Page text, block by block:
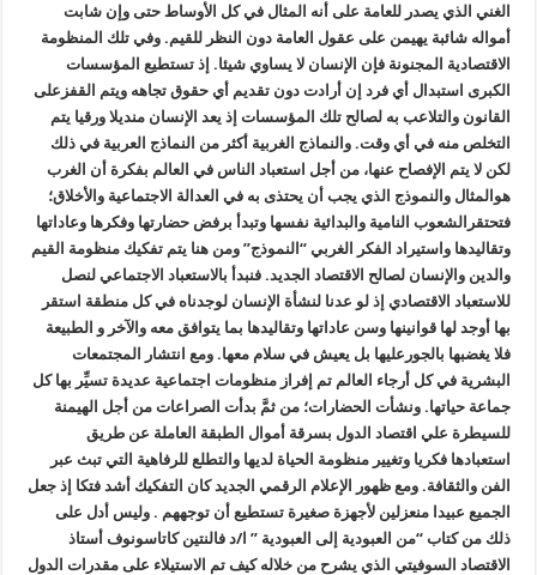
الغني الذي يصدر للعامة على أنه المثال في كل الأوساط حتى وإن شابت
أمواله شائبة يهيمن على عقول العامة دون النظر للقيم. وفي تلك المنظومة
الاقتصادية المجنونة فإن الإنسان لا يساوي شيئا. إذ تستطيع المؤسسات
الكبرى استبدال أي فرد إن أرادت دون تقديم أي حقوق تجاهه ويتم القفزعلى
القانون والتلاعب به لصالح تلك المؤسسات إذ يعد الإنسان منديلا ورقيا يتم
التخلص منه في أي وقت. والنماذج الغربية أكثر من النماذج العربية في ذلك
لكن لا يتم الإفصاح عنها، من أجل استعباد الناس في العالم بفكرة أن الغرب
هوالمثال والنموذج الذي يجب أن يحتذى به في العدالة الاجتماعية والأخلاق؛
فتحتقرالشعوب النامية والبدائية نفسها وتبدأ برفض حضارتها وفكرها وعاداتها
وتقاليدها واستيراد الفكر الغربي “النموذج” ومن هنا يتم تفكيك منظومة القيم
والدين والإنسان لصالح الاقتصاد الجديد. فنبدأ بالاستعباد الاجتماعي لنصل
للاستعباد الاقتصادي إذ لو عدنا لنشأة الإنسان لوجدناه في كل منطقة استقر
بها أوجد لها قوانينها وسن عاداتها وتقاليدها بما يتوافق معه والآخر و الطبيعة
فلا يغضبها بالجورعليها بل يعيش في سلام معها. ومع انتشار المجتمعات
البشرية في كل أرجاء العالم تم إفراز منظومات اجتماعية عديدة تسيِّر بها كل
جماعة حياتها. ونشأت الحضارات؛ من ثمَّ بدأت الصراعات من أجل الهيمنة
للسيطرة علي اقتصاد الدول بسرقة أموال الطبقة العاملة عن طريق
استعبادها فكريا وتغيير منظومة الحياة لديها والتطلع للرفاهية التي تبث عبر
الفن والثقافة. ومع ظهور الإعلام الرقمي الجديد كان التفكيك أشد فتكا إذ جعل
الجميع عبيدا منعزلين لأجهزة صغيرة تستطيع أن توجههم . وليس أدل على
ذلك من كتاب “من العبودية إلى العبودية ” ا/د فالنتين كاتاسونوف أستاذ
الاقتصاد السوفيتي الذي يشرح من خلاله كيف تم الاستيلاء على مقدرات الدول